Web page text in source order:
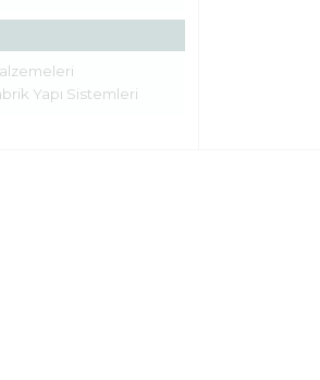
Yapı Sistemleri